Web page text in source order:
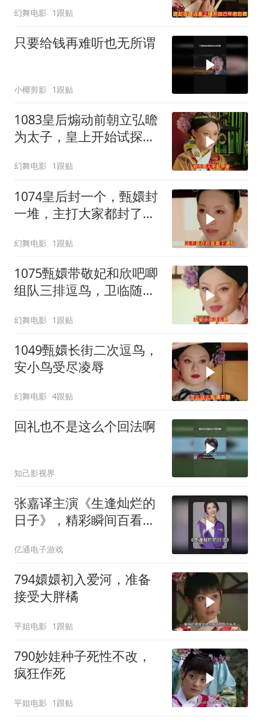
幻舞电影 1跟贴
只要给钱再难听也无所谓
小椰剪影 1跟贴
1083皇后煽动前朝立弘曕
为太子，皇上开始试探甄
幻舞电影 1跟贴
1074皇后封一个，甄嬛封
一堆，主打大家都封了等
幻舞电影 1跟贴
1075甄嬛带敬妃和欣吧唧
组队三排逗鸟，卫临随行
幻舞电影 1跟贴
1049甄嬛长街二次逗鸟，
安小鸟受尽凌辱
幻舞电影 4跟贴
回礼也不是这么个回法啊
知己影视界
张嘉译主演《生逢灿烂的
日子》，精彩瞬间百看不
亿通电子游戏
794嬛嬛初入爱河，准备
接受大胖橘
平姐电影 1跟贴
790妙娃种子死性不改，
疯狂作死
平姐电影 1跟贴